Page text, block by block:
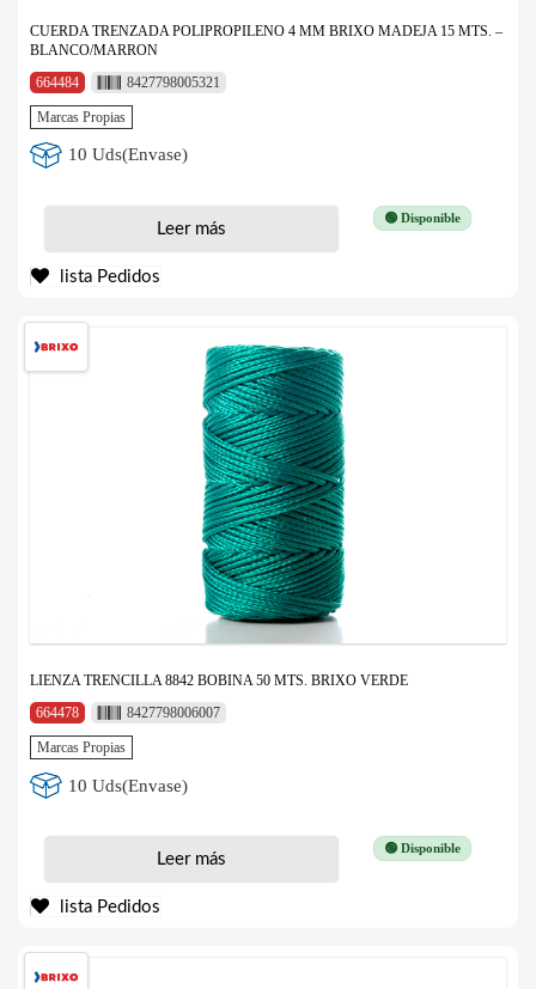
CUERDA TRENZADA POLIPROPILENO 4 MM BRIXO MADEJA 15 MTS. –
BLANCO/MARRON
664484
8427798005321
Marcas Propias
10 Uds(Envase)
🟢 Disponible
Leer más
lista Pedidos
LIENZA TRENCILLA 8842 BOBINA 50 MTS. BRIXO VERDE
664478
8427798006007
Marcas Propias
10 Uds(Envase)
🟢 Disponible
Leer más
lista Pedidos